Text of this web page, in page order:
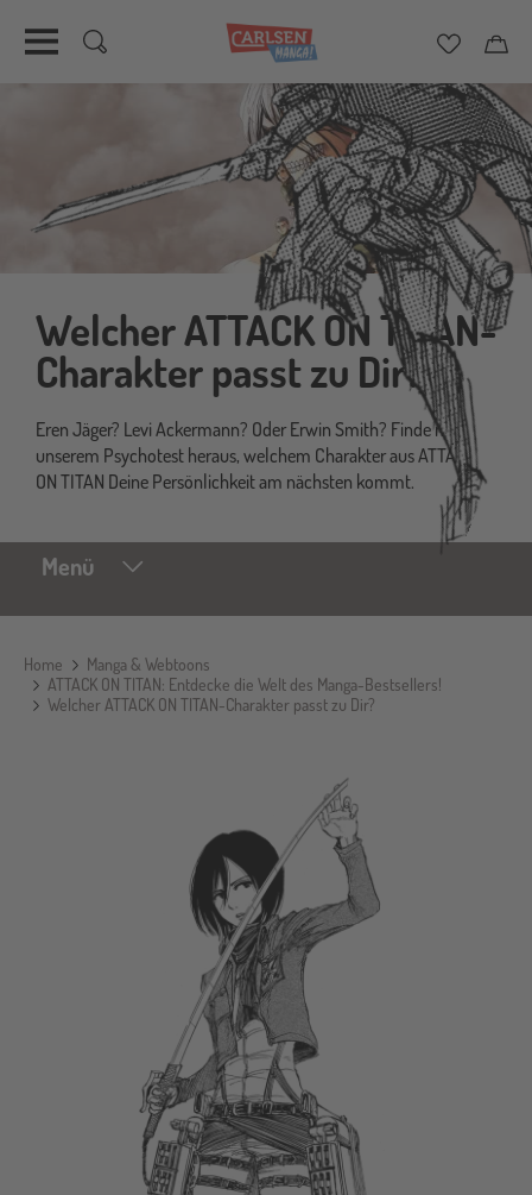
Welcher ATTACK ON TITAN-
Charakter passt zu Dir?
Eren Jäger? Levi Ackermann? Oder Erwin Smith? Finde mit
unserem Psychotest heraus, welchem Charakter aus ATTACK
ON TITAN Deine Persönlichkeit am nächsten kommt.
Menü
Home
Manga & Webtoons
ATTACK ON TITAN: Entdecke die Welt des Manga-Bestsellers!
Welcher ATTACK ON TITAN-Charakter passt zu Dir?